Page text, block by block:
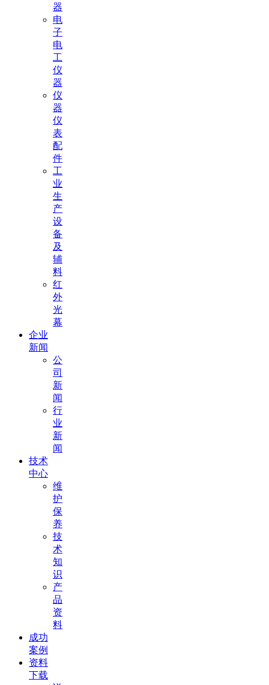
器
电
子
电
工
仪
器
仪
器
仪
表
配
件
工
业
生
产
设
备
及
辅
料
红
外
光
幕
企业
新闻
公
司
新
闻
行
业
新
闻
技术
中心
维
护
保
养
技
术
知
识
产
品
资
料
成功
案例
资料
下载